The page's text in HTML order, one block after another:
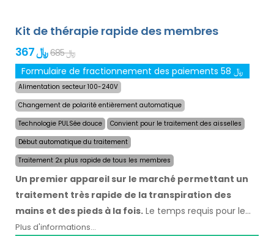
Kit de thérapie rapide des membres
367 ﷼
685 ﷼
Formulaire de fractionnement des paiements 58 ﷼
Alimentation secteur 100-240V
Changement de polarité entièrement automatique
Technologie PULSée douce
Convient pour le traitement des aisselles
Début automatique du traitement
Traitement 2x plus rapide de tous les membres
Un premier appareil sur le marché permettant un
traitement très rapide de la transpiration des
mains et des pieds à la fois. Le temps requis pour le
traitement des quatre membres a été réduit de moitié
Plus d'informations...